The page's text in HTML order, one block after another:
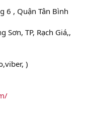
6 , Quận Tân Bình
Sơn, TP, Rạch Giá,,
)